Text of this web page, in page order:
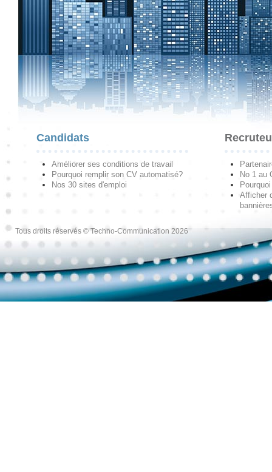
Candidats
Améliorer ses conditions de travail
Pourquoi remplir son CV automatisé?
Nos 30 sites d'emploi
No 1 au
Afficher
Tous droits réservés © Techno-Communication 2026